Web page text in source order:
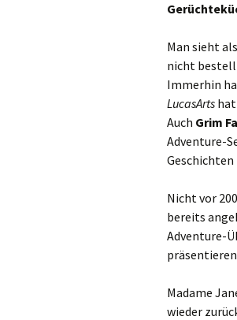
Man sieht
nicht
Immerhin
LucasArts
Auch Grim
Adventure-
Nicht vor
bereits
Adventure-
Madame
wieder